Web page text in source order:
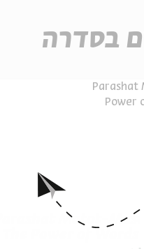
בסדרה
Parashat Matot-Masei